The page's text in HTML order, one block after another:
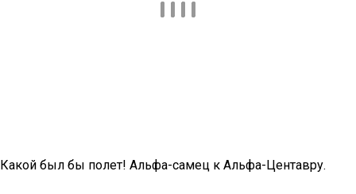
Какой был бы полет! Альфа-самец к Альфа-Центавру.